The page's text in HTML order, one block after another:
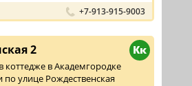
+7-913-915-9003
Кк
2
коттедже в Академгородке
по улице Рождественская